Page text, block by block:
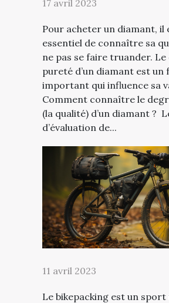
17 avril 2023
Pour acheter un diamant, il
essentiel de connaître sa
ne pas se faire truander.
pureté d’un diamant est un
important qui influence sa
Comment connaître le
(la qualité) d’un diamant ?
d’évaluation de...
11 avril 2023
Le bikepacking est un